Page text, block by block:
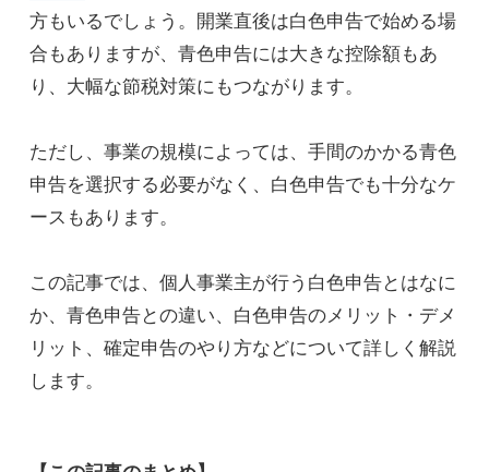
方もいるでしょう。開業直後は白色申告で始める場
合もありますが、青色申告には大きな控除額もあ
り、大幅な節税対策にもつながります。
ただし、事業の規模によっては、手間のかかる青色
申告を選択する必要がなく、白色申告でも十分なケ
ースもあります。
この記事では、個人事業主が行う白色申告とはなに
か、青色申告との違い、白色申告のメリット・デメ
リット、確定申告のやり方などについて詳しく解説
します。